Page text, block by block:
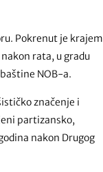
Pokrenut je krajem
rata, u gradu
NOB-a.
značenje i
partizansko,
nakon Drugog